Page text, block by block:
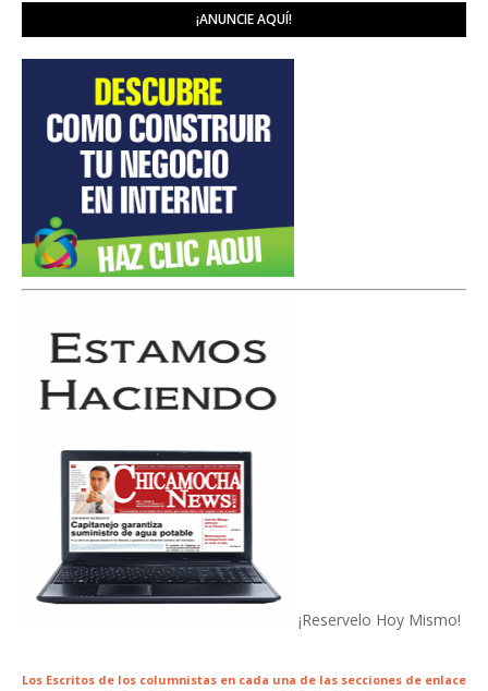
¡ANUNCIE AQUÍ!
¡Reservelo Hoy Mismo!
Los Escritos de los columnistas en cada una de las secciones de enlace